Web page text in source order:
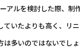
アルを検討した際、制
ていたよりも高く、リ
は多いのではないでし